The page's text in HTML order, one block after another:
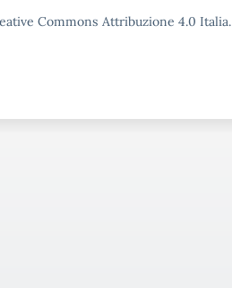
Commons Attribuzione 4.0 Italia.